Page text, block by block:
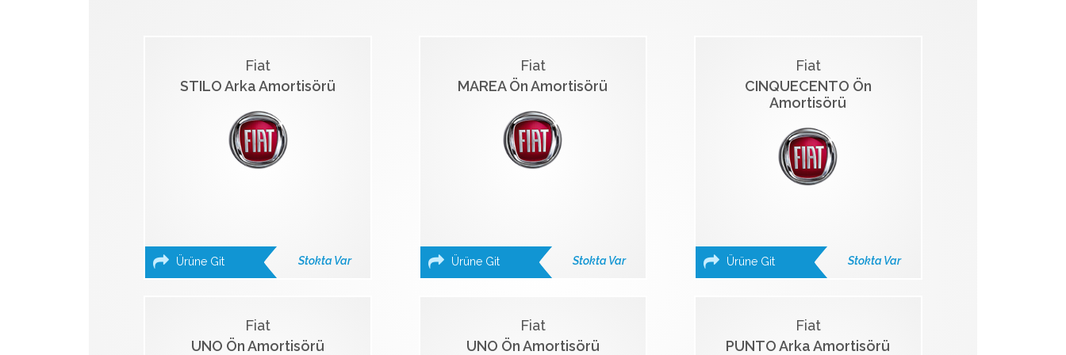
Fiat
STILO Arka Amortisörü
Ürüne Git Stokta Var
Fiat
MAREA Ön Amortisörü
Ürüne Git Stokta Var
Fiat
CINQUECENTO Ön
Amortisörü
Ürüne Git Stokta Var
Fiat
UNO Ön Amortisörü
Fiat
UNO Ön Amortisörü
Fiat
PUNTO Arka Amortisörü